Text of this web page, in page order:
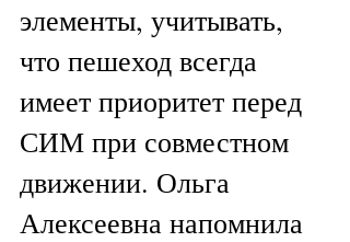
элементы, учитывать,
что пешеход всегда
имеет приоритет перед
СИМ при совместном
движении. Ольга
Алексеевна напомнила